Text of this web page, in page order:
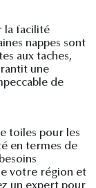
la facilité
nappes sont
aux taches,
une
de
toiles pour les
en termes de
votre région et